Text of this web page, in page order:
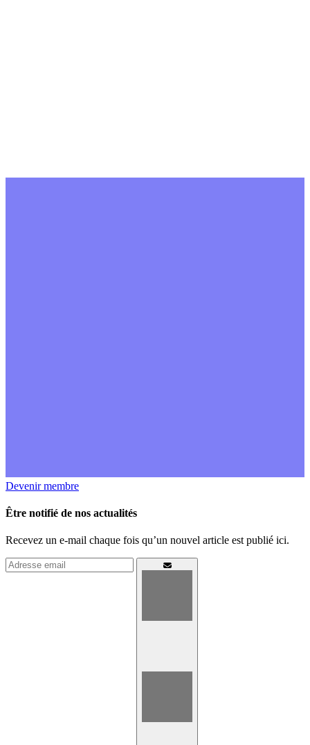
Devenir membre
Être notifié de nos actualités
Recevez un e-mail chaque fois qu’un nouvel article est publié ici.